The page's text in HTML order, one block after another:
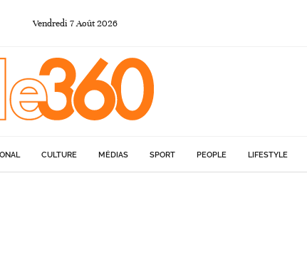
Vendredi 7Août 2026
CULTURE MÉDIAS SPORT PEOPLE LIFESTYLE